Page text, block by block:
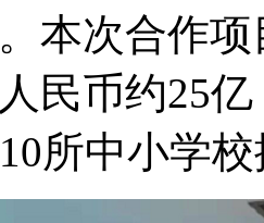
本次合作
民币约25
所中小学